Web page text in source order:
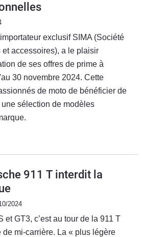
exclusif SIMA (Société
accessoires), a le plaisir
de ses offres de prime à
30 novembre 2024. Cette
de moto de bénéficier de
sélection de modèles
911 T interdit la
2024
et GT3, c’est au tour de la 911 T
mi-carrière. La « plus légère